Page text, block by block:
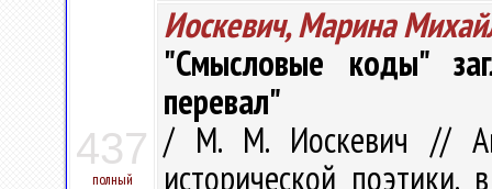
437
полный
Иоскевич, Марина
"Смысловые коды"
перевал"
/ М. М. Иоскевич //
исторической